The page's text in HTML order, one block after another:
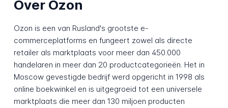
Over Ozon
Ozon is een van Rusland's grootste e-
commerceplatforms en fungeert zowel als directe
retailer als marktplaats voor meer dan 450.000
handelaren in meer dan 20 productcategorieën. Het in
Moscow gevestigde bedrijf werd opgericht in 1998 als
online boekwinkel en is uitgegroeid tot een universele
marktplaats die meer dan 130 miljoen producten